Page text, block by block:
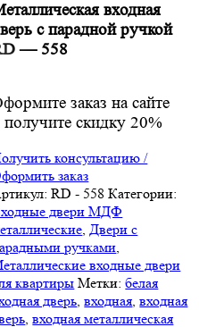
входная
с парадной ручкой
— 558
RD - 558 Категории:
двери МДФ
,Двери с
ручками,
входные двери
квартиры Метки:белая
дверь,входная,входная
,входная металлическая
заказ на сайте
получите скидку 20%
консультацию /
заказ